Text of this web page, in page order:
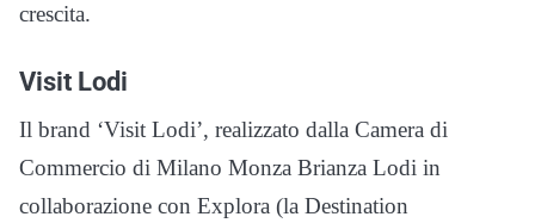
crescita.
Visit Lodi
Il brand ‘Visit Lodi’, realizzato dalla Camera di
Commercio di Milano Monza Brianza Lodi in
collaborazione con Explora (la Destination